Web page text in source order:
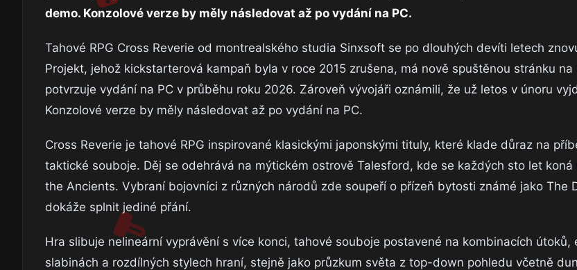
demo. Konzolové verze by měly následovat až po vydání na PC.
Tahové RPG Cross Reverie od montrealského studia Sinxsoft se po dlouhých devíti letech
Projekt, jehož kickstarterová kampaň byla v roce 2015 zrušena, má nově spuštěnou stránku na
potvrzuje vydání na PC v průběhu roku 2026. Zároveň vývojáři oznámili, že už letos v únoru
Konzolové verze by měly následovat až po vydání na PC.
Cross Reverie je tahové RPG inspirované klasickými japonskými tituly, které klade důraz na
taktické souboje. Děj se odehrává na mýtickém ostrově Talesford, kde se každých sto let
the Ancients. Vybraní bojovníci z různých národů zde soupeří o přízeň bytosti známé jako The
dokáže splnit jediné přání.
Hra slibuje nelineární vyprávění s více konci, tahové souboje postavené na kombinacích útoků,
slabinách a rozdílných stylech hraní, stejně jako průzkum světa z top-down pohledu včetně